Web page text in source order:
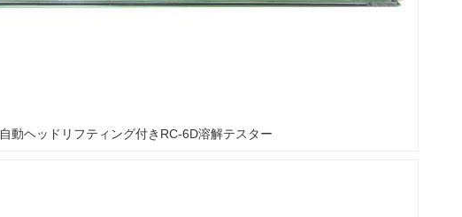
自動ヘッドリフティング付きRC-6D溶解テスター